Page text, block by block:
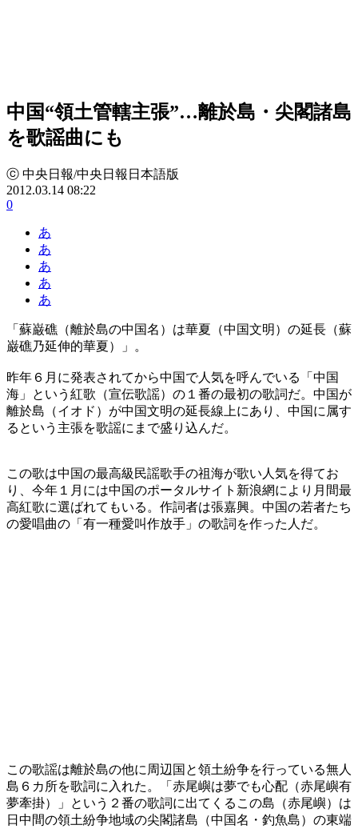
中国“領土管轄主張”…離於島・尖閣諸島
を歌謡曲にも
ⓒ 中央日報/中央日報日本語版
2012.03.14 08:22
0
あ
あ
あ
あ
あ
「蘇巌礁（離於島の中国名）は華夏（中国文明）の延長（蘇
巌礁乃延伸的華夏）」。
昨年６月に発表されてから中国で人気を呼んでいる「中国
海」という紅歌（宣伝歌謡）の１番の最初の歌詞だ。中国が
離於島（イオド）が中国文明の延長線上にあり、中国に属す
るという主張を歌謡にまで盛り込んだ。
この歌は中国の最高級民謡歌手の祖海が歌い人気を得てお
り、今年１月には中国のポータルサイト新浪網により月間最
高紅歌に選ばれてもいる。作詞者は張嘉興。中国の若者たち
の愛唱曲の「有一種愛叫作放手」の歌詞を作った人だ。
この歌謡は離於島の他に周辺国と領土紛争を行っている無人
島６カ所を歌詞に入れた。「赤尾嶼は夢でも心配（赤尾嶼有
夢牽掛）」という２番の歌詞に出てくるこの島（赤尾嶼）は
日中間の領土紛争地域の尖閣諸島（中国名・釣魚島）の東端